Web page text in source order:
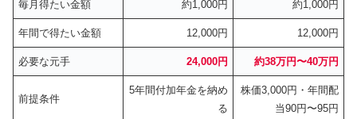
毎月得たい金額 約1,000円 約1,000円
年間で得たい金額 12,000円 12,000円
必要な元手 24,000円 約38万円〜40万円
前提条件
5年間付加年金を納め
る
株価3,000円・年間配
当90円〜95円